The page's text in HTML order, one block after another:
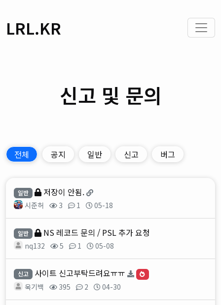
LRL.KR
신고 및 문의
전체 공지 일반 신고 버그
일반 저장이 안됨.
시준허 3 1 05-18
일반 NS 레코드 문의 / PSL 추가 요청
nq132 5 1 05-08
신고 사이트 신고부탁드려요ㅠㅠ
욱기백 395 2 04-30